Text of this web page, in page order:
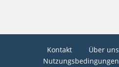
Kontakt Über uns
Nutzungsbedingungen